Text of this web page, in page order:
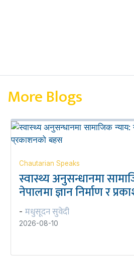
More Blogs
Chautarian Speaks
स्वास्थ्य अनुसन्धानमा
नेपालमा ज्ञान निर्माण र
- मधुसूदन सुवेदी
2026-08-10